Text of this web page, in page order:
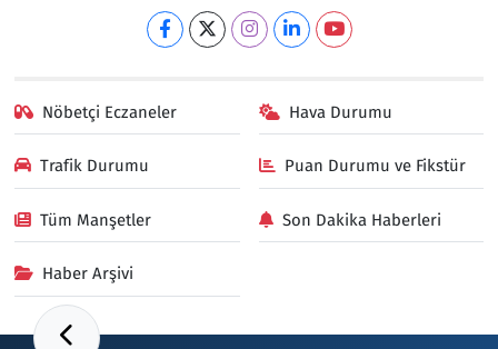
Nöbetçi Eczaneler Hava Durumu
Trafik Durumu Puan Durumu ve Fikstür
Tüm Manşetler Son Dakika Haberleri
Haber Arşivi